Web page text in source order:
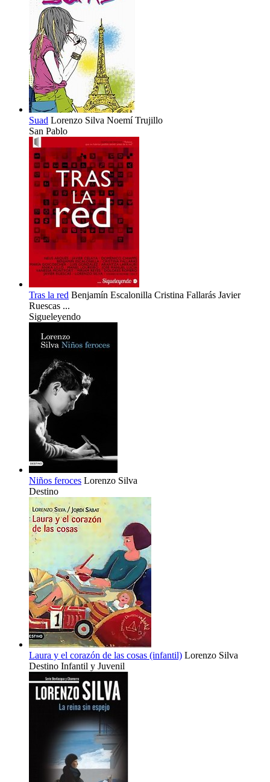
Suad Lorenzo Silva Noemí Trujillo
San Pablo
Tras la red Benjamín Escalonilla Cristina Fallarás Javier
Ruescas ...
Sigueleyendo
Niños feroces Lorenzo Silva
Destino
Laura y el corazón de las cosas (infantil) Lorenzo Silva
Destino Infantil y Juvenil